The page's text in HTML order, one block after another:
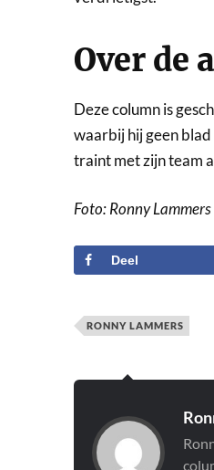
Over de
Deze column is
waarbij hij geen blad
traint met zijn team
Foto: Ronny Lammers
Deel
RONNY LAMMERS